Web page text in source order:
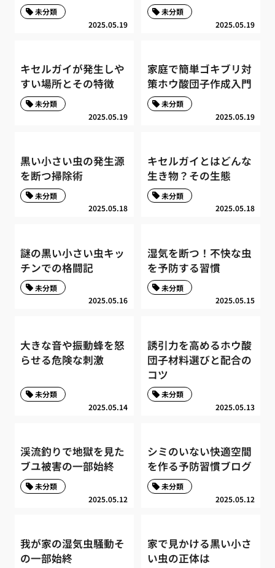
2025.05.19
未分類
2025.05.19
未分類
キセルガイが発生しや
すい場所とその特徴
2025.05.19
未分類
家庭で簡単ゴキブリ対
策ホウ酸団子作成入門
2025.05.19
未分類
黒い小さい虫の発生源
を断つ掃除術
2025.05.18
未分類
キセルガイとはどんな
生き物？その生態
2025.05.18
未分類
謎の黒い小さい虫キッ
チンでの格闘記
2025.05.16
未分類
湿気を断つ！不快な虫
を予防する習慣
2025.05.15
未分類
大きな音や振動蜂を怒
らせる危険な刺激
2025.05.14
未分類
誘引力を高めるホウ酸
団子材料選びと配合の
コツ
2025.05.13
未分類
渓流釣りで地獄を見た
ブユ被害の一部始終
2025.05.12
未分類
シミのいない快適空間
を作る予防習慣ブログ
2025.05.12
未分類
我が家の湿気虫騒動そ
の一部始終
家で見かける黒い小さ
い虫の正体は